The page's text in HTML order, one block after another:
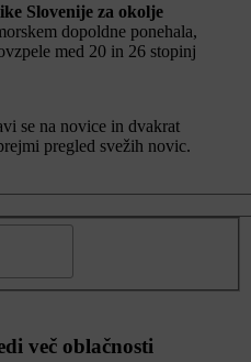
Slovenije za okolje
dopoldne ponehala,
med 20 in 26 stopinj
se na novice in dvakrat
pregled svežih novic.
več oblačnosti